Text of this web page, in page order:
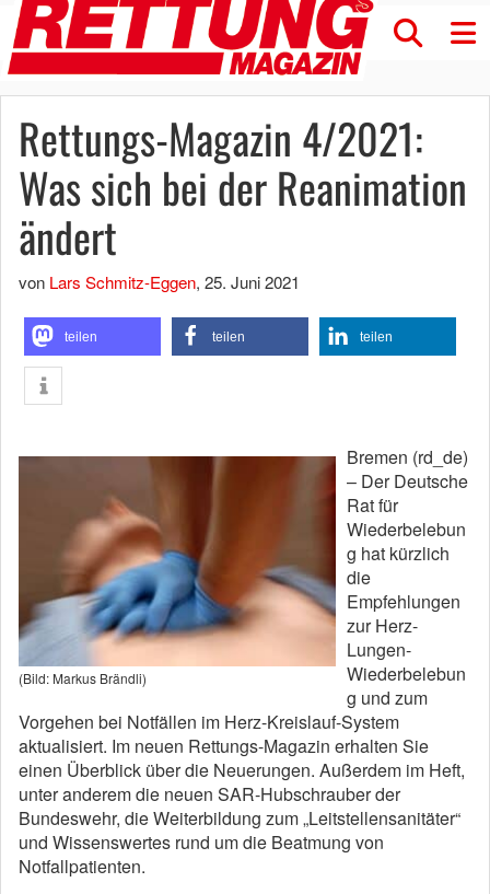
Rettungs-Magazin 4/2021:
Was sich bei der Reanimation
ändert
von Lars Schmitz-Eggen, 25. Juni 2021
teilen teilen teilen
(Bild: Markus Brändli)
Bremen (rd_de)
– Der Deutsche
Rat für
Wiederbelebun
g hat kürzlich
die
Empfehlungen
zur Herz-
Lungen-
Wiederbelebun
g und zum
Vorgehen bei Notfällen im Herz-Kreislauf-System
aktualisiert. Im neuen Rettungs-Magazin erhalten Sie
einen Überblick über die Neuerungen. Außerdem im Heft,
unter anderem die neuen SAR-Hubschrauber der
Bundeswehr, die Weiterbildung zum „Leitstellensanitäter“
und Wissenswertes rund um die Beatmung von
Notfallpatienten.